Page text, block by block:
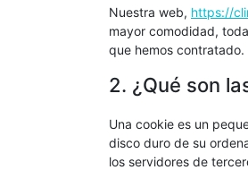
Nuestra web, https://
mayor comodidad,
que hemos
2. ¿Qué son
Una cookie es un
disco duro de su
los servidores de